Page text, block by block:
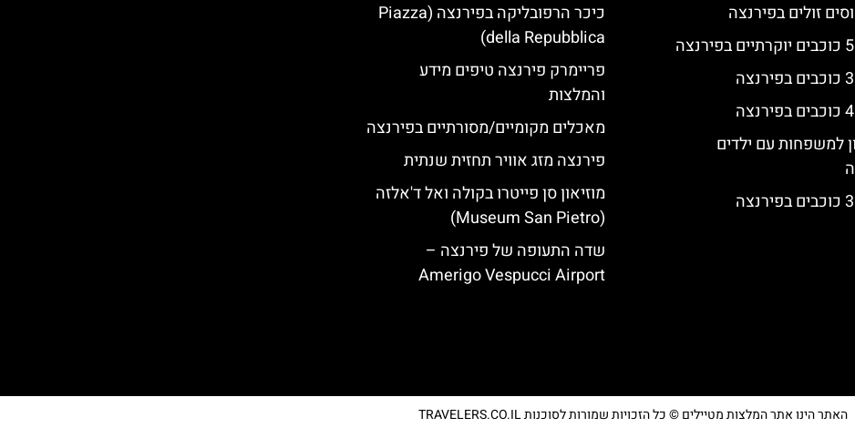
זולים בפירנצה
למשפחות עם ילדים
כיכר הרפובליקה בפירנצה (Piazza
della Repubblica)
פריימרק פירנצה טיפים מידע
והמלצות
מאכלים מקומיים/מסורתיים בפירנצה
פירנצה מזג אוויר תחזית שנתית
מוזיאון סן פייטרו בקולה ואל ד'אלזה
(Museum San Pietro)
שדה התעופה של פירנצה –
Amerigo Vespucci Airport
האתר הינו אתר המלצות מטיילים © כל הזכויות שמורות לסוכנות TRAVELERS.CO.IL